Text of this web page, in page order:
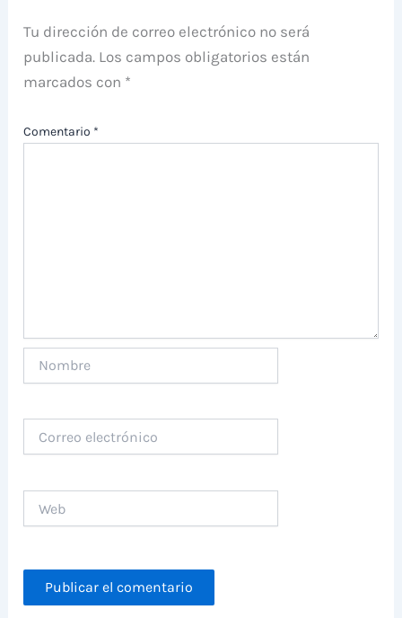
Tu dirección de correo electrónico no será
publicada. Los campos obligatorios están
marcados con *
Comentario *
electrónico